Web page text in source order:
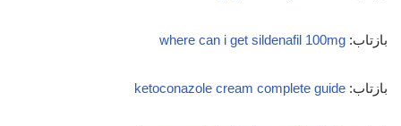
بازتاب: where can i get sildenafil 100mg
بازتاب: ketoconazole cream complete guide